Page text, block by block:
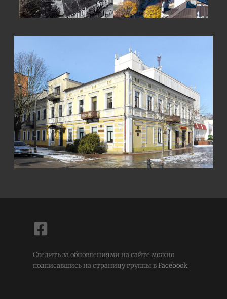
Следить за обновлениями на сайте можно
подписавшись на страницу группы вFacebook